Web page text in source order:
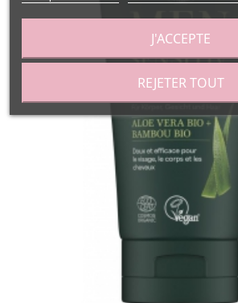
REJETER TOUT
J'ACCEPTE